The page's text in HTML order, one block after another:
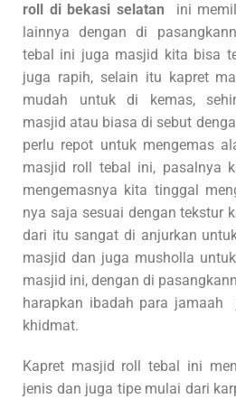
roll di bekasi selatan ini
lainnya dengan di
tebal ini juga masjid kita bisa
juga rapih, selain itu kapret
mudah untuk di kemas,
masjid atau biasa di sebut
perlu repot untuk mengemas
masjid roll tebal ini, pasalnya
mengemasnya kita tinggal
nya saja sesuai dengan tekstur
dari itu sangat di anjurkan
masjid dan juga musholla
masjid ini, dengan di
harapkan ibadah para jamaah
khidmat.
Kapret masjid roll tebal ini
jenis dan juga tipe mulai dari